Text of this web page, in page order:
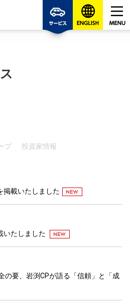
ゼロの
プ 投資家情報
掲載いたしました
いたしました
の要、岩渕CPが語る「信頼」と「成